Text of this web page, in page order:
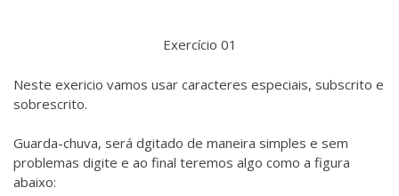
Exercício 01
Neste exericio vamos usar caracteres especiais, subscrito e
sobrescrito.
Guarda-chuva, será dgitado de maneira simples e sem
problemas digite e ao final teremos algo como a figura
abaixo: